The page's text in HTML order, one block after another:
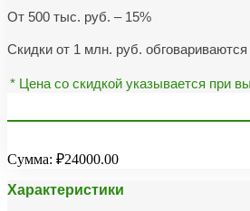
От 500 тыс. руб. – 15%
Скидки от 1 млн. руб.
* Цена со скидкой указывается при
Сумма: ₽24000.00
Характеристики